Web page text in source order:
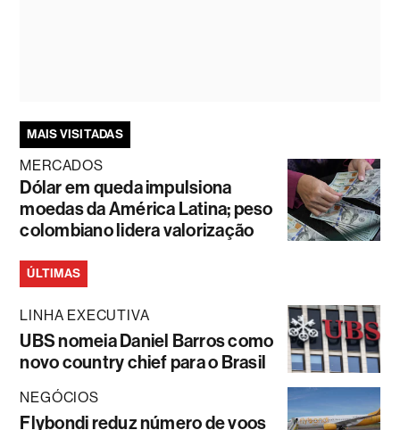
MAIS VISITADAS
MERCADOS
Dólar em queda impulsiona
moedas da América Latina; peso
colombiano lidera valorização
ÚLTIMAS
LINHA EXECUTIVA
UBS nomeia Daniel Barros como
novo country chief para o Brasil
NEGÓCIOS
Flybondi reduz número de voos